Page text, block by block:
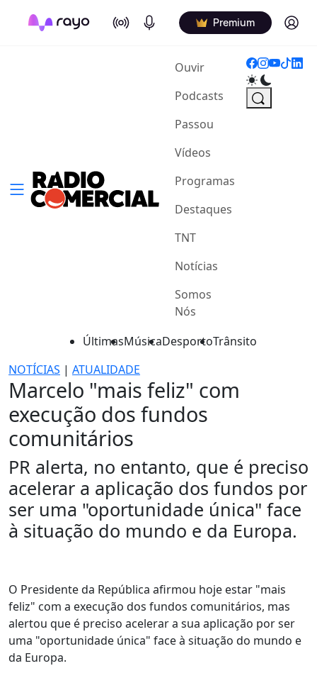
On Air Podcasts Premium Log in
Ouvir(current)
Podcasts
Passou
Vídeos
Programas
Destaques
TNT
Notícias
Somos
Nós
ÚltimasMúsicaDesportoTrânsito
NOTÍCIAS | ATUALIDADE
Marcelo "mais feliz" com
execução dos fundos
comunitários
PR alerta, no entanto, que é preciso
acelerar a aplicação dos fundos por
ser uma "oportunidade única" face
à situação do mundo e da Europa.
O Presidente da República afirmou hoje estar "mais
feliz" com a execução dos fundos comunitários, mas
alertou que é preciso acelerar a sua aplicação por ser
uma "oportunidade única" face à situação do mundo e
da Europa.